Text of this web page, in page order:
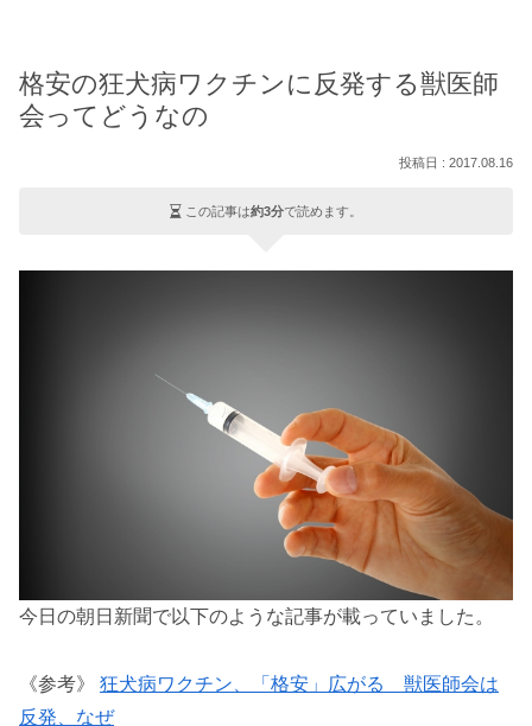
格安の狂犬病ワクチンに反発する獣医師
会ってどうなの
2017.08.16
この記事は約3分で読めます。
今日の朝日新聞で以下のような記事が載っていました。
《参考》 狂犬病ワクチン、「格安」広がる 獣医師会は
反発、なぜ